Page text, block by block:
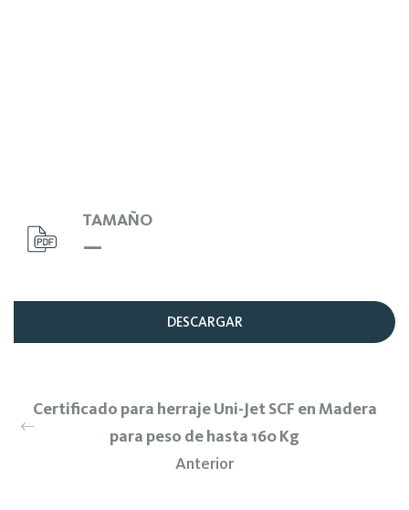
TAMAÑO
–
DESCARGAR
Certificado para herraje Uni-Jet SCF en Madera
para peso de hasta 160 Kg
Anterior